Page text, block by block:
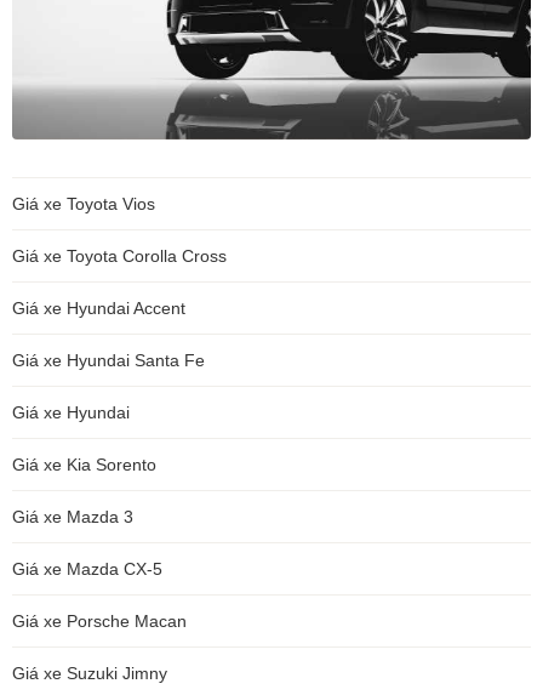
Giá xe Toyota Vios
Giá xe Toyota Corolla Cross
Giá xe Hyundai Accent
Giá xe Hyundai Santa Fe
Giá xe Hyundai
Giá xe Kia Sorento
Giá xe Mazda 3
Giá xe Mazda CX-5
Giá xe Porsche Macan
Giá xe Suzuki Jimny